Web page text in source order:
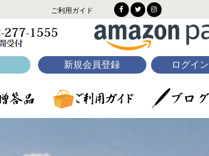
ご利用ガイド
新規会員登録 ログイン